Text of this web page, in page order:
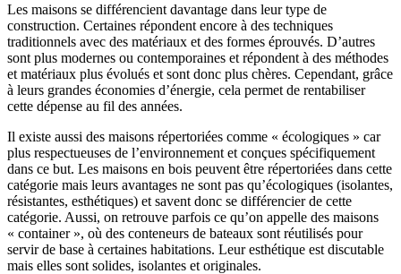
Les maisons se différencient davantage dans leur type de
construction. Certaines répondent encore à des techniques
traditionnels avec des matériaux et des formes éprouvés. D’autres
sont plus modernes ou contemporaines et répondent à des méthodes
et matériaux plus évolués et sont donc plus chères. Cependant, grâce
à leurs grandes économies d’énergie, cela permet de rentabiliser
cette dépense au fil des années.
Il existe aussi des maisons répertoriées comme « écologiques » car
plus respectueuses de l’environnement et conçues spécifiquement
dans ce but. Les maisons en bois peuvent être répertoriées dans cette
catégorie mais leurs avantages ne sont pas qu’écologiques (isolantes,
résistantes, esthétiques) et savent donc se différencier de cette
catégorie. Aussi, on retrouve parfois ce qu’on appelle des maisons
« container », où des conteneurs de bateaux sont réutilisés pour
servir de base à certaines habitations. Leur esthétique est discutable
mais elles sont solides, isolantes et originales.